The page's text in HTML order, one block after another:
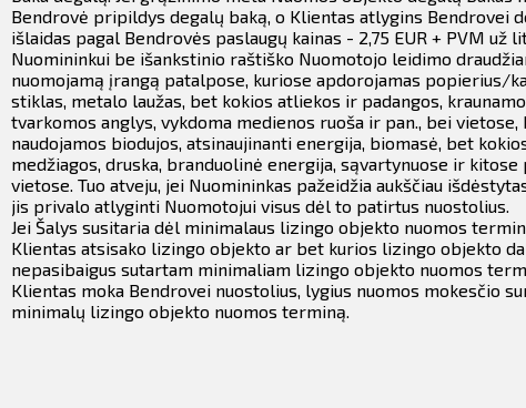
Bendrovė pripildys degalų baką, o Klientas atlygins Bendrovei
išlaidas pagal Bendrovės paslaugų kainas - 2,75 EUR + PVM už
Nuomininkui be išankstinio raštiško Nuomotojo leidimo
nuomojamą įrangą patalpose, kuriose apdorojamas popierius/
stiklas, metalo laužas, bet kokios atliekos ir padangos,
tvarkomos anglys, vykdoma medienos ruoša ir pan., bei vietose,
naudojamos biodujos, atsinaujinanti energija, biomasė, bet
medžiagos, druska, branduolinė energija, sąvartynuose ir kitose
vietose. Tuo atveju, jei Nuomininkas pažeidžia aukščiau
jis privalo atlyginti Nuomotojui visus dėl to patirtus nuostolius.
Jei Šalys susitaria dėl minimalaus lizingo objekto nuomos
Klientas atsisako lizingo objekto ar bet kurios lizingo objekto
nepasibaigus sutartam minimaliam lizingo objekto nuomos
Klientas moka Bendrovei nuostolius, lygius nuomos mokesčio
minimalų lizingo objekto nuomos terminą.